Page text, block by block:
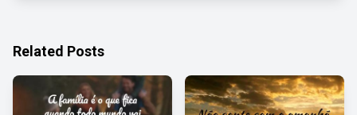
Related Posts